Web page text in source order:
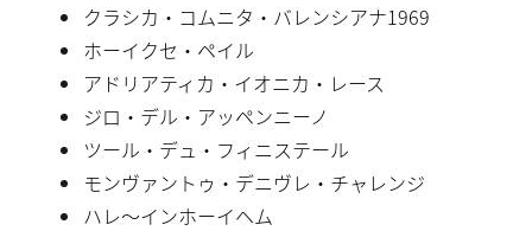
クラシカ・コムニタ・バレンシアナ1969
ホーイクセ・ペイル
アドリアティカ・イオニカ・レース
ジロ・デル・アッペンニーノ
ツール・デュ・フィニステール
モンヴァントゥ・デニヴレ・チャレンジ
ハレ〜インホーイヘム